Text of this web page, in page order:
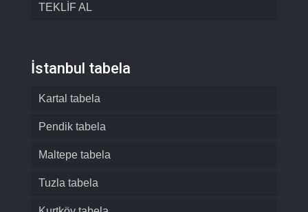
TEKLİF AL
İstanbul tabela
Kartal tabela
Pendik tabela
Maltepe tabela
Tuzla tabela